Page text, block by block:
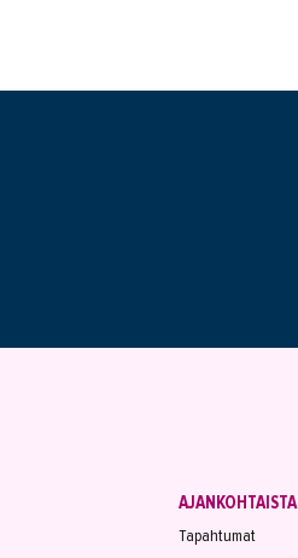
AJANKOHTAISTA
Tapahtumat